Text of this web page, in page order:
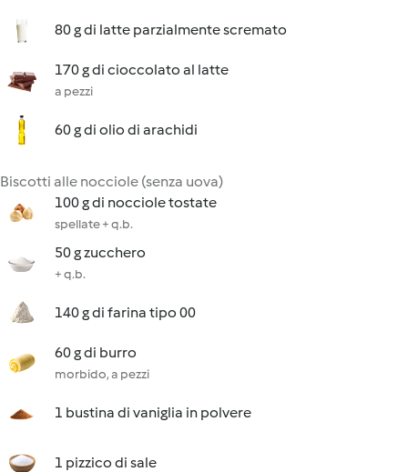
80 g di latte parzialmente scremato
170 g di cioccolato al latte
a pezzi
60 g di olio di arachidi
Biscotti alle nocciole (senza uova)
100 g di nocciole tostate
spellate + q.b.
50 g zucchero
+ q.b.
140 g di farina tipo 00
60 g di burro
morbido, a pezzi
1 bustina di vaniglia in polvere
1 pizzico di sale